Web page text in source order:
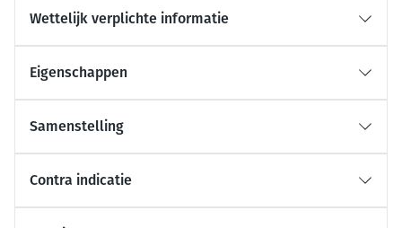
Wettelijk verplichte informatie
Eigenschappen
Samenstelling
Contra indicatie